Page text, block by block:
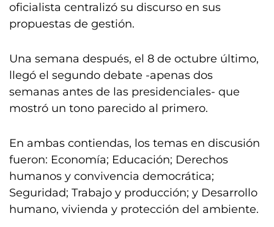
oficialista centralizó su discurso en sus
propuestas de gestión.
Una semana después, el 8 de octubre último,
llegó el segundo debate -apenas dos
semanas antes de las presidenciales- que
mostró un tono parecido al primero.
En ambas contiendas, los temas en discusión
fueron: Economía; Educación; Derechos
humanos y convivencia democrática;
Seguridad; Trabajo y producción; y Desarrollo
humano, vivienda y protección del ambiente.